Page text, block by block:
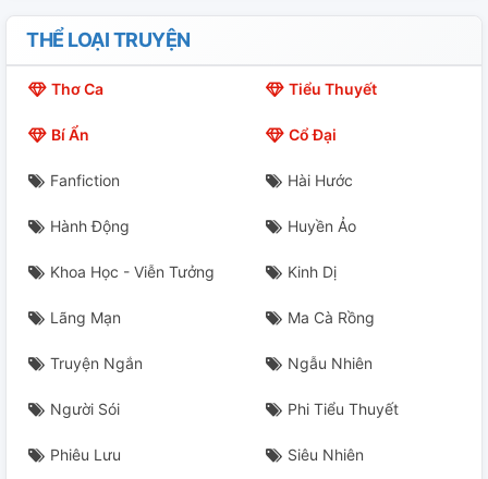
THỂ LOẠI TRUYỆN
Thơ Ca Tiểu Thuyết
Bí Ẩn Cổ Đại
Fanfiction Hài Hước
Hành Động Huyền Ảo
Khoa Học - Viễn Tưởng Kinh Dị
Lãng Mạn Ma Cà Rồng
Truyện Ngắn Ngẫu Nhiên
Người Sói Phi Tiểu Thuyết
Phiêu Lưu Siêu Nhiên